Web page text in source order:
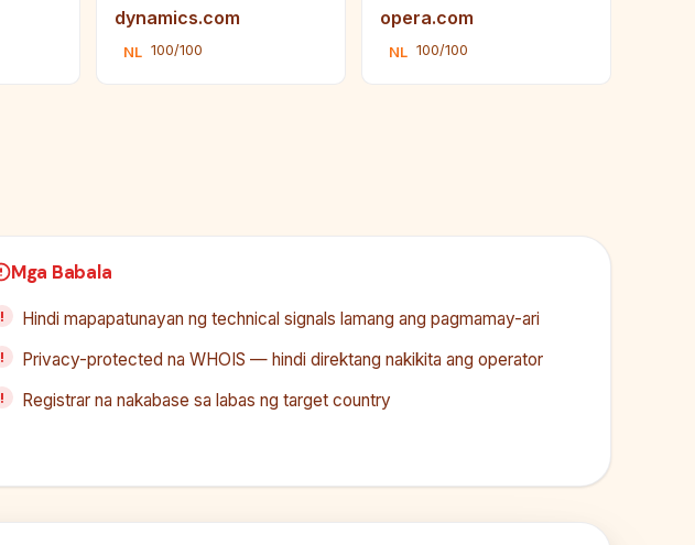
dynamics.com
NL 100/100
opera.com
NL 100/100
Mga Babala
Hindi mapapatunayan ng technical signals lamang ang pagmamay-ari
Privacy-protected na WHOIS — hindi direktang nakikita ang operator
Registrar na nakabase sa labas ng target country